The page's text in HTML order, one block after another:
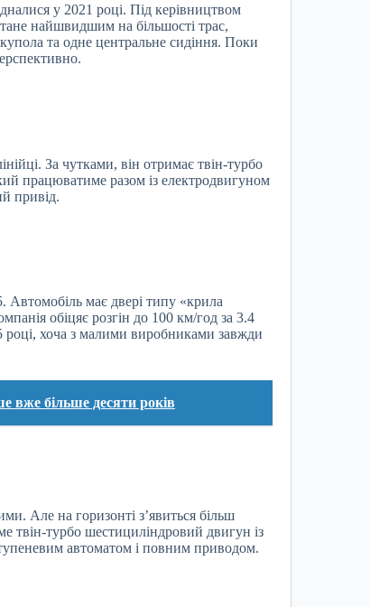
у 2021 році. Під керівництвом
найшвидшим на більшості трас,
та одне центральне сидіння. Поки
За чутками, він отримає твін-турбо
працюватиме разом із електродвигуном
привід.
має двері типу «крила
обіцяє розгін до 100 км/год за 3.4
році, хоча з малими виробниками завжди
вже більше десяти років
Але на горизонті з’явиться більш
твін-турбо шестициліндровий двигун із
автоматом і повним приводом.